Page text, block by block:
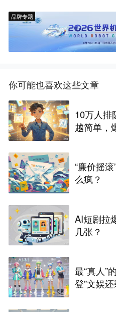
品牌专题
你可能也喜欢这些文章
10万人排
越简单，
“廉价摇
么疯？
AI短剧拉
几张？
最“真人”
登”文娱